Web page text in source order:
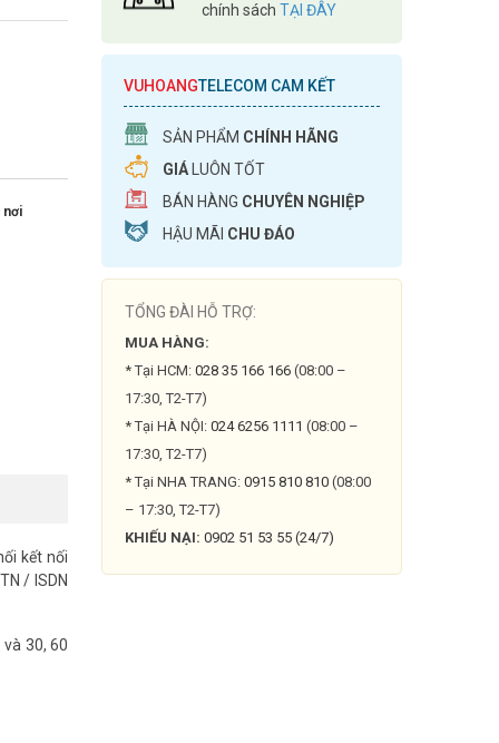
nơi
kết nối
/ ISDN
30, 60
chính sách TẠI ĐÂY
VUHOANGTELECOM CAM KẾT
SẢN PHẨM CHÍNH HÃNG
GIÁ LUÔN TỐT
BÁN HÀNG CHUYÊN NGHIỆP
HẬU MÃI CHU ĐÁO
TỔNG ĐÀI HỖ TRỢ:
MUA HÀNG:
* Tại HCM: 028 35 166 166 (08:00 –
17:30, T2-T7)
* Tại HÀ NỘI: 024 6256 1111 (08:00 –
17:30, T2-T7)
* Tại NHA TRANG: 0915 810 810 (08:00
– 17:30, T2-T7)
KHIẾU NẠI: 0902 51 53 55 (24/7)